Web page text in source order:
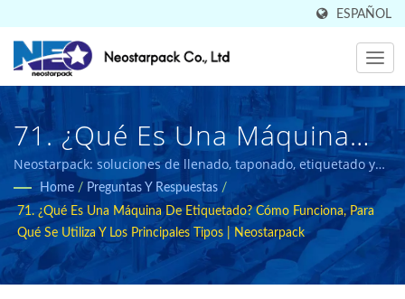
ESPAÑOL
71. ¿Qué Es Una Máquina
Etiquetadora? Cómo
Funciona, Para Qué Se
Utiliza Y Los Principales
Tipos | Neostarpack |
Neostarpack: soluciones de llenado, taponado, etiquetado y
envasado certificadas por CE para las industrias alimentaria y
farmacéutica.
Home / Preguntas Y Respuestas /
71. ¿Qué Es Una Máquina De Etiquetado? Cómo Funciona, Para
Qué Se Utiliza Y Los Principales Tipos | Neostarpack